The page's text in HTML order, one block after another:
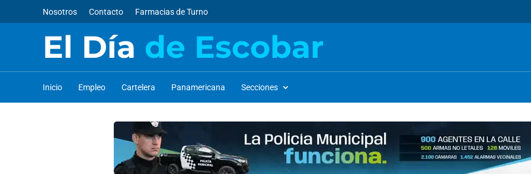
Nosotros Contacto Farmacias de Turno
El Día de Escobar
Inicio Empleo Cartelera Panamericana Secciones